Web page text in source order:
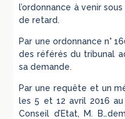
l’ordonnance à venir
de retard.
Par une ordonnance n°
des référés du tribunal
sa demande.
Par une requête et un
les 5 et 12 avril 2016
Conseil d’Etat, M.